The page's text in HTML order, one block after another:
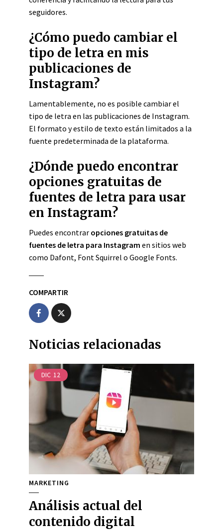
seguidores.
¿Cómo puedo cambiar el
tipo de letra en mis
publicaciones de
Instagram?
Lamentablemente, no es posible cambiar el
tipo de letra en las publicaciones de Instagram.
El formato y estilo de texto están limitados a la
fuente predeterminada de la plataforma.
¿Dónde puedo encontrar
opciones gratuitas de
fuentes de letra para usar
en Instagram?
Puedes encontrar opciones gratuitas de
fuentes de letra para Instagram en sitios web
como Dafont, Font Squirrel o Google Fonts.
COMPARTIR
Noticias relacionadas
DIC 12
MARKETING
Análisis actual del
contenido digital